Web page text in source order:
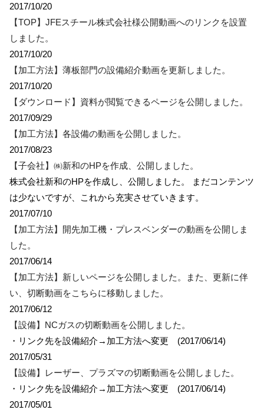
2017/10/20
【TOP】JFEスチール株式会社様公開動画へのリンクを設置
しました。
2017/10/20
【加工方法】薄板部門の設備紹介動画を更新しました。
2017/10/20
【ダウンロード】資料が閲覧できるページを公開しました。
2017/09/29
【加工方法】各設備の動画を公開しました。
2017/08/23
【子会社】㈱新和のHPを作成、公開しました。
株式会社新和のHPを作成し、公開しました。 まだコンテンツ
は少ないですが、これから充実させていきます。
2017/07/10
【加工方法】開先加工機・プレスベンダーの動画を公開しま
した。
2017/06/14
【加工方法】新しいページを公開しました。また、更新に伴
い、切断動画をこちらに移動しました。
2017/06/12
【設備】NCガスの切断動画を公開しました。
・リンク先を設備紹介→加工方法へ変更 (2017/06/14)
2017/05/31
【設備】レーザー、プラズマの切断動画を公開しました。
・リンク先を設備紹介→加工方法へ変更 (2017/06/14)
2017/05/01